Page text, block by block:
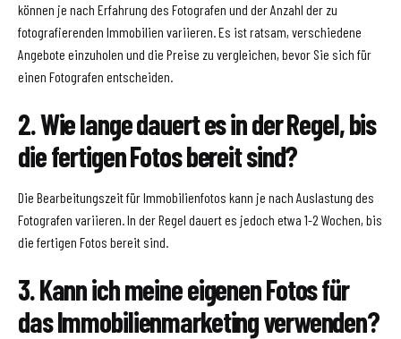
können je nach Erfahrung des Fotografen und der Anzahl der zu
fotografierenden Immobilien variieren. Es ist ratsam, verschiedene
Angebote einzuholen und die Preise zu vergleichen, bevor Sie sich für
einen Fotografen entscheiden.
2. Wie lange dauert es in der Regel, bis
die fertigen Fotos bereit sind?
Die Bearbeitungszeit für Immobilienfotos kann je nach Auslastung des
Fotografen variieren. In der Regel dauert es jedoch etwa 1-2 Wochen, bis
die fertigen Fotos bereit sind.
3. Kann ich meine eigenen Fotos für
das Immobilienmarketing verwenden?